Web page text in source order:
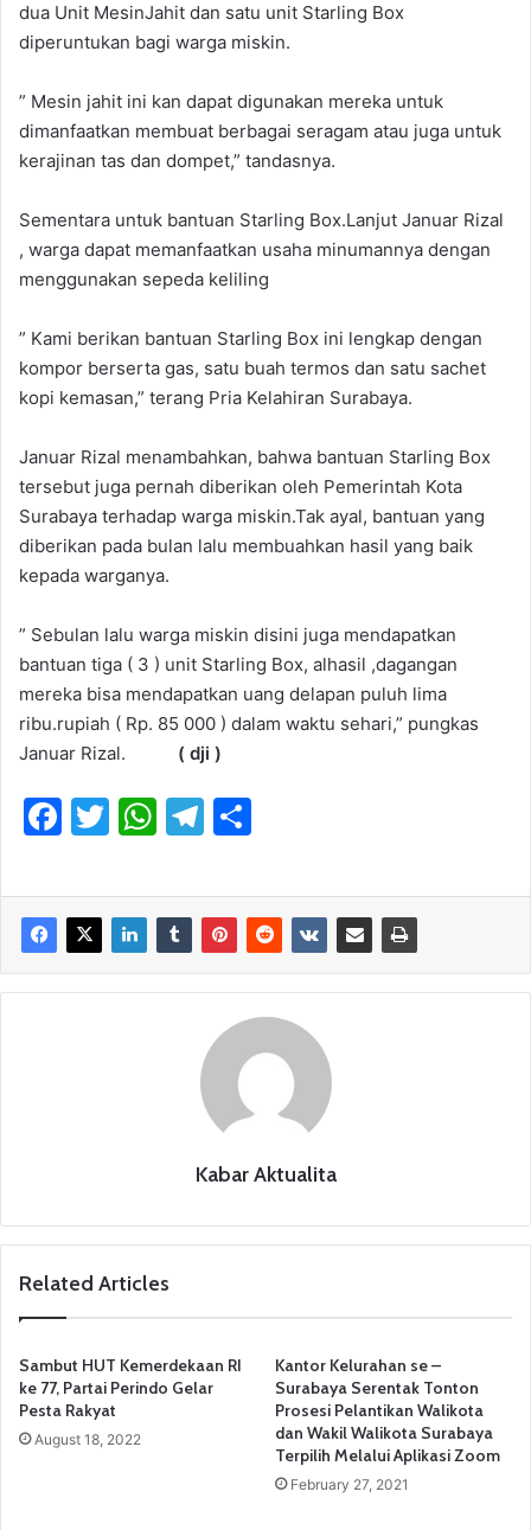
dua Unit MesinJahit dan satu unit Starling Box
diperuntukan bagi warga miskin.
” Mesin jahit ini kan dapat digunakan mereka untuk
dimanfaatkan membuat berbagai seragam atau juga untuk
kerajinan tas dan dompet,” tandasnya.
Sementara untuk bantuan Starling Box.Lanjut Januar Rizal
, warga dapat memanfaatkan usaha minumannya dengan
menggunakan sepeda keliling
” Kami berikan bantuan Starling Box ini lengkap dengan
kompor berserta gas, satu buah termos dan satu sachet
kopi kemasan,” terang Pria Kelahiran Surabaya.
Januar Rizal menambahkan, bahwa bantuan Starling Box
tersebut juga pernah diberikan oleh Pemerintah Kota
Surabaya terhadap warga miskin.Tak ayal, bantuan yang
diberikan pada bulan lalu membuahkan hasil yang baik
kepada warganya.
” Sebulan lalu warga miskin disini juga mendapatkan
bantuan tiga ( 3 ) unit Starling Box, alhasil ,dagangan
mereka bisa mendapatkan uang delapan puluh lima
ribu.rupiah ( Rp. 85 000 ) dalam waktu sehari,” pungkas
Januar Rizal.
( dji )
F
c
e
b
o
T
itt
er
W
at
s
A
p
T
e
gr
a
m
ar
e
Kabar Aktualita
Related Articles
Sambut HUT Kemerdekaan RI
ke 77, Partai Perindo Gelar
Pesta Rakyat
August 18, 2022
Kantor Kelurahan se –
Surabaya Serentak Tonton
Prosesi Pelantikan Walikota
dan Wakil Walikota Surabaya
Terpilih Melalui Aplikasi Zoom
February 27, 2021